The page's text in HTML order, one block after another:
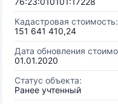
Кадастровая стоимость:
151 641 410,24
Дата обновления
01.01.2020
Статус объекта:
Ранее учтенный